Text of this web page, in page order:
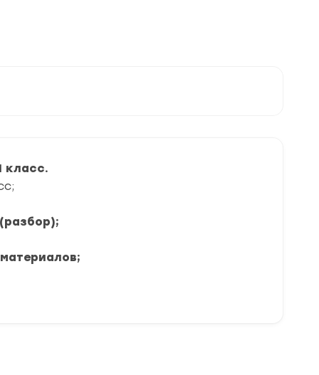
класс.